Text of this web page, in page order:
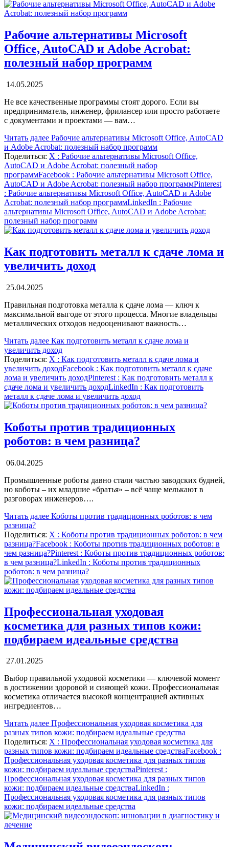
Рабочие альтернативы Microsoft
Office, AutoCAD и Adobe Acrobat:
полезный набор программ
14.05.2025
Не все качественные программы стоят дорого. Если вы
предприниматель, инженер, фрилансер или просто работаете
с документами и проектами — вам…
Читать далее Рабочие альтернативы Microsoft Office, AutoCAD
и Adobe Acrobat: полезный набор программ
Поделиться: X : Рабочие альтернативы Microsoft Office,
AutoCAD и Adobe Acrobat: полезный набор
программFacebook : Рабочие альтернативы Microsoft Office,
AutoCAD и Adobe Acrobat: полезный набор программPinterest
: Рабочие альтернативы Microsoft Office, AutoCAD и Adobe
Acrobat: полезный набор программLinkedIn : Рабочие
альтернативы Microsoft Office, AutoCAD и Adobe Acrobat:
полезный набор программ
Как подготовить металл к сдаче лома и
увеличить доход
25.04.2025
Правильная подготовка металла к сдаче лома — ключ к
максимальной выгоде от этого процесса. Многие владельцы
металлических отходов недооценивают важность…
Читать далее Как подготовить металл к сдаче лома и
увеличить доход
Поделиться: X : Как подготовить металл к сдаче лома и
увеличить доходFacebook : Как подготовить металл к сдаче
лома и увеличить доходPinterest : Как подготовить металл к
сдаче лома и увеличить доходLinkedIn : Как подготовить
металл к сдаче лома и увеличить доход
Коботы против традиционных
роботов: в чем разница?
06.04.2025
Промышленные роботы давно стали частью заводских будней,
но коботы – их младшие «братья» – всё чаще мелькают в
разговорах инженеров….
Читать далее Коботы против традиционных роботов: в чем
разница?
Поделиться: X : Коботы против традиционных роботов: в чем
разница?Facebook : Коботы против традиционных роботов: в
чем разница?Pinterest : Коботы против традиционных роботов:
в чем разница?LinkedIn : Коботы против традиционных
роботов: в чем разница?
Профессиональная уходовая
косметика для разных типов кожи:
подбираем идеальные средства
27.01.2025
Выбор правильной уходовой косметики — ключевой момент
в достижении здоровой и сияющей кожи. Профессиональная
косметика отличается высокой концентрацией активных
ингредиентов…
Читать далее Профессиональная уходовая косметика для
разных типов кожи: подбираем идеальные средства
Поделиться: X : Профессиональная уходовая косметика для
разных типов кожи: подбираем идеальные средстваFacebook :
Профессиональная уходовая косметика для разных типов
кожи: подбираем идеальные средстваPinterest:
Профессиональная уходовая косметика для разных типов
кожи: подбираем идеальные средстваLinkedIn :
Профессиональная уходовая косметика для разных типов
кожи: подбираем идеальные средства